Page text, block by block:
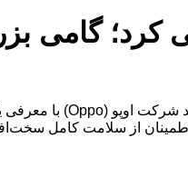
از سلامت کامل